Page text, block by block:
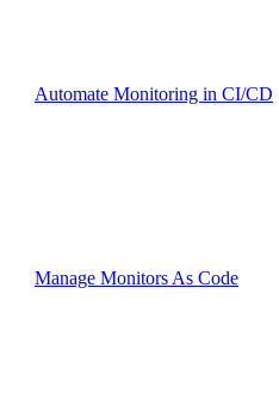
Automate Monitoring in CI/CD
Manage Monitors As Code